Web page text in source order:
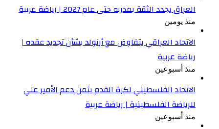
العراق يجدد الثقة بمدربه حتى عام 2027 | رياضة عربية
منذ يومين
الاتحاد العراقي يتفاوض مع أرنولد بشأن تجديد عقده |
رياضة عربية
منذ أسبوعين
الاتحاد الفلسطيني لكرة القدم يثمن دعم الأمير علي
للرياضة الفلسطينية | رياضة عربية
منذ أسبوعين